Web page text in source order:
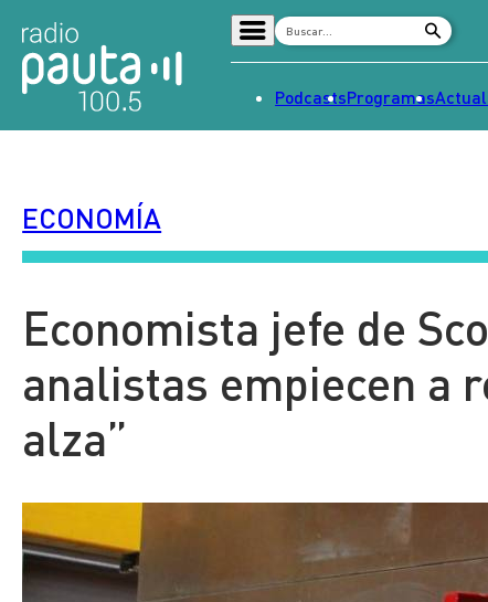
Señal 2
Tendencias
Dato en Pauta
Contenido Patrocinado
PodcastsProgramas
ECONOMÍA
Economista jefe de
analistas empiecen a
alza”